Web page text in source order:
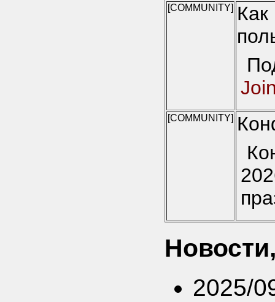
[COMMUNITY]
[COMMUNITY]
2025/